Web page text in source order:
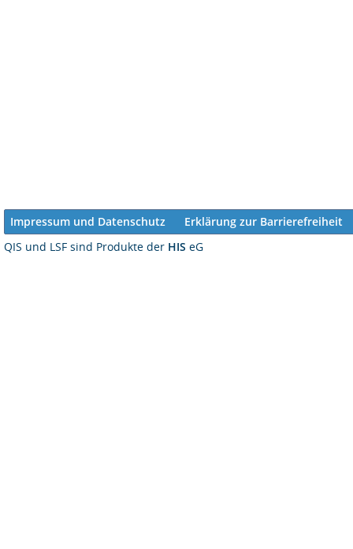
Impressum und Datenschutz
Erklärung zur Barrierefreiheit
QIS und LSF sind Produkte der HIS eG